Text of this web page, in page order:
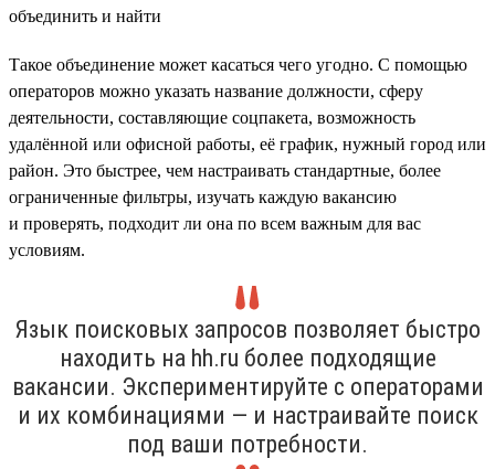
объединить и найти
Такое объединение может касаться чего угодно. С помощью
операторов можно указать название должности, сферу
деятельности, составляющие соцпакета, возможность
удалённой или офисной работы, её график, нужный город или
район. Это быстрее, чем настраивать стандартные, более
ограниченные фильтры, изучать каждую вакансию
и проверять, подходит ли она по всем важным для вас
условиям.
Язык поисковых запросов позволяет быстро
находить на hh.ru более подходящие
вакансии. Экспериментируйте с операторами
и их комбинациями — и настраивайте поиск
под ваши потребности.